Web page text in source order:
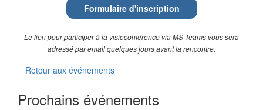
Formulaire d'inscription
Le lien pour participer à la visioconférence via MS Teams vous sera
adressé par email quelques jours avant la rencontre.
Retour aux événements
Prochains événements